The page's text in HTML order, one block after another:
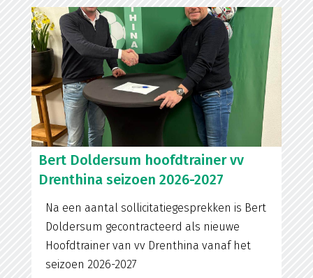
Bert Doldersum hoofdtrainer vv
Drenthina seizoen 2026-2027
Na een aantal sollicitatiegesprekken is Bert
Doldersum gecontracteerd als nieuwe
Hoofdtrainer van vv Drenthina vanaf het
seizoen 2026-2027